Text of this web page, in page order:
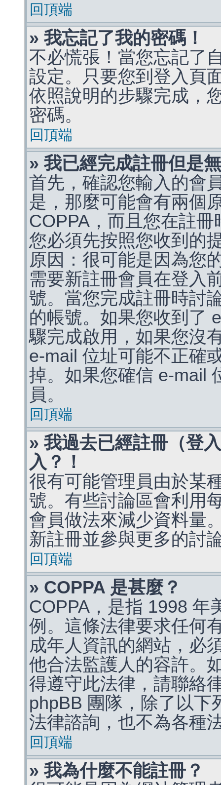
回頂端
» 我忘記了我的密碼！
不必慌張！當您忘記了
設定。只要您到登入頁
依照說明的步驟完成，
密碼。
回頂端
» 我已經完成註冊但是
首先，確認您輸入的會
是，那麼可能會有兩個
COPPA，而且您在註
您必須先按照您收到的
原因：很可能是因為您
需要新註冊會員在登入
號。當您完成註冊時討
的帳號。如果您收到了
驟完成啟用，如果您沒
e-mail 位址可能不正確
掉。如果您確信 e-mail
員。
回頂端
» 我過去已經註冊（登
入？！
很有可能管理員由於某
號。有些討論區會利用
會員做法來減少資料量
新註冊並參與更多的討
回頂端
» COPPA 是甚麼？
COPPA，是指 1998 年
例。這條法律要求任何
成年人資訊的網站，必
他合法監護人的容許。
得遵守此法律，請聯絡
phpBB 團隊，除了以下
法律諮詢，也不為各種
回頂端
» 我為什麼不能註冊？